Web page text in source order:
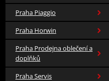
Praha Piaggio
Praha Horwin
Praha Prodejna oblečení a
doplňků
Praha Servis